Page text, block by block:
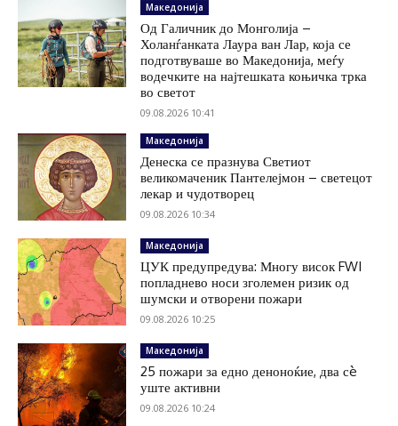
Македонија
Од Галичник до Монголија –
Холанѓанката Лаура ван Лар, која се
подготвуваше во Македонија, меѓу
водечките на најтешката коњичка трка
во светот
09.08.2026 10:41
Македонија
Денеска се празнува Светиот
великомаченик Пантелејмон – светецот
лекар и чудотворец
09.08.2026 10:34
Македонија
ЦУК предупредува: Многу висок FWI
попладнево носи зголемен ризик од
шумски и отворени пожари
09.08.2026 10:25
Македонија
25 пожари за едно деноноќие, два сè
уште активни
09.08.2026 10:24